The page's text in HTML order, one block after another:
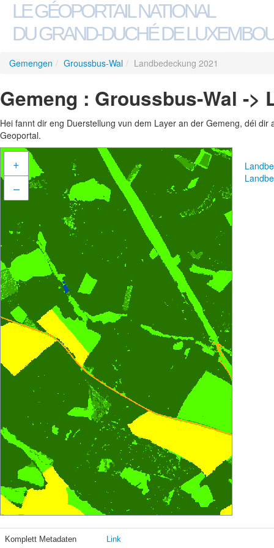
LE GÉOPORTAIL NATIONAL
DU GRAND-DUCHÉ DE
Gemengen / Groussbus-Wal / Landbedeckung 2021
Gemeng : Groussbus-Wal ->
Hei fannt dir eng Duerstellung vun dem Layer an der Gemeng, déi
Geoportal.
+
–
Komplett Metadaten Link